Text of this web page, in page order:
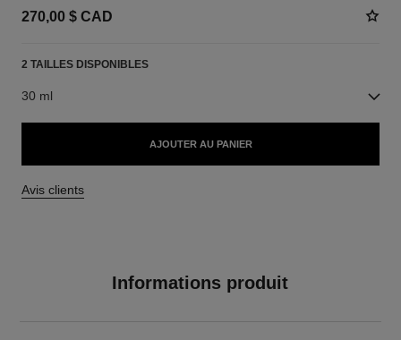
270,00 $ CAD
2 TAILLES DISPONIBLES
30 ml
AJOUTER AU PANIER
Avis clients
Informations produit